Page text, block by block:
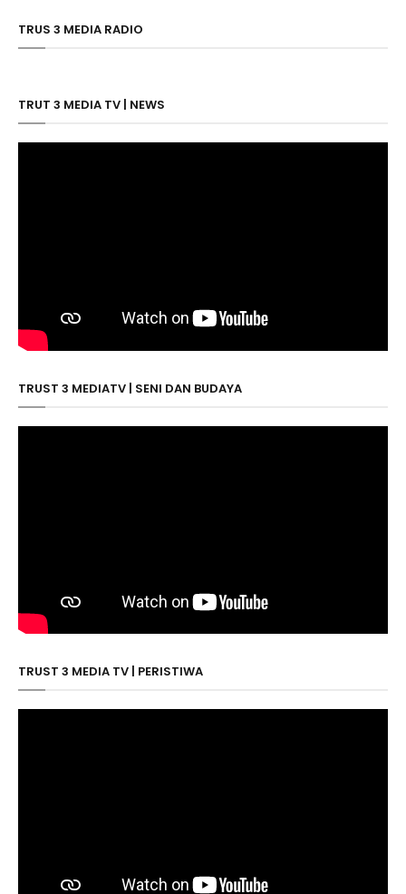
TRUS 3 MEDIA RADIO
TRUT 3 MEDIA TV | NEWS
TRUST 3 MEDIATV | SENI DAN BUDAYA
TRUST 3 MEDIA TV | PERISTIWA